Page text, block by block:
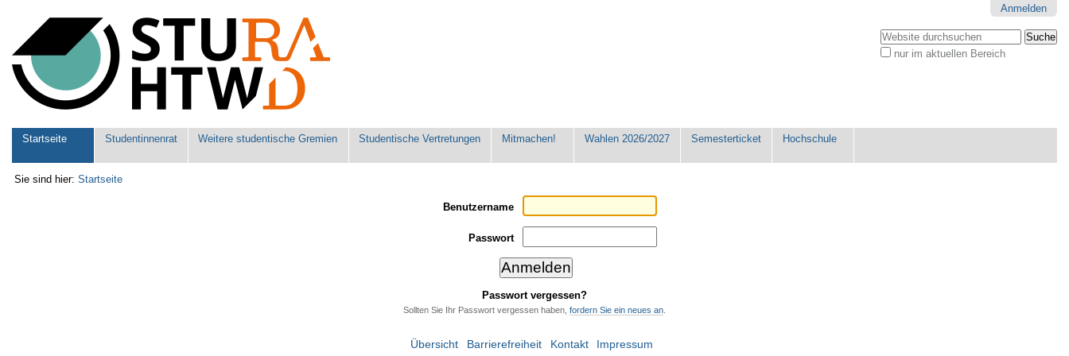
Werkzeuge
Anmelden
Website durchsuchen
nur im aktuellen Bereich
Sektionen
Startseite Studentinnenrat Weitere studentische Gremien Studentische Vertretungen Mitmachen! Wahlen 2026/2027 Semesterticket Hochschule
Sie sind hier: Startseite
Benutzername
Passwort
Passwort vergessen?
Sollten Sie Ihr Passwort vergessen haben, fordern Sie ein neues an.
Übersicht Barrierefreiheit Kontakt Impressum